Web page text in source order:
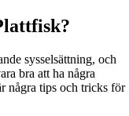
sysselsättning, och
bra att ha några
några tips och tricks för